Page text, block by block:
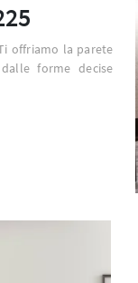
offriamo la parete
forme decise